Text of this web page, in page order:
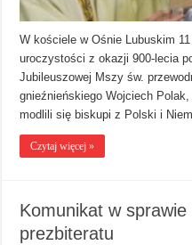
W kościele w Ośnie Lubuskim 11
uroczystości z okazji 900-lecia
Jubileuszowej Mszy św.
gnieźnieńskiego Wojciech
modlili się biskupi z Polski i
Czytaj więcej »
Komunikat w
prezbiteratu